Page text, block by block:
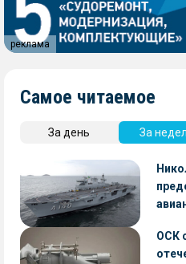
реклама
Самое читаемое
За день За
ОСК